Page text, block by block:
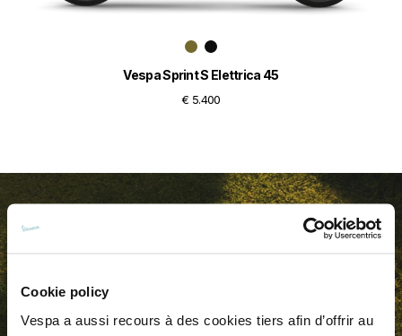
Cookie policy
Vespa a aussi recours à des cookies tiers afin d’offrir au
Vespa Sprint S Elettrica 45
€ 5.400